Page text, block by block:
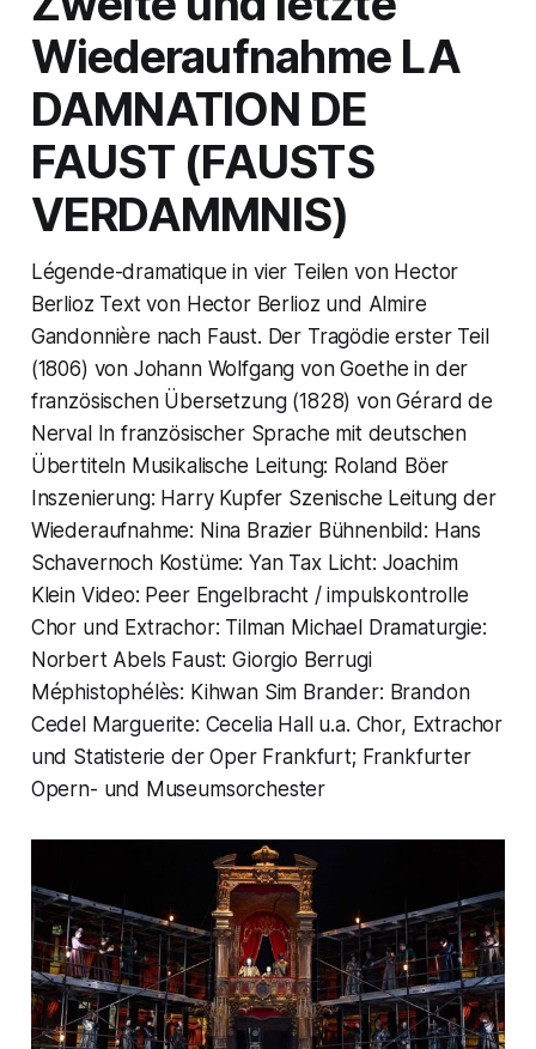
Wiederaufnahme LA
DAMNATION DE
FAUST (FAUSTS
VERDAMMNIS)
Légende-dramatique in vier Teilen von Hector
Berlioz Text von Hector Berlioz und Almire
Gandonnière nach Faust. Der Tragödie erster Teil
(1806) von Johann Wolfgang von Goethe in der
französischen Übersetzung (1828) von Gérard de
Nerval In französischer Sprache mit deutschen
Übertiteln Musikalische Leitung: Roland Böer
Inszenierung: Harry Kupfer Szenische Leitung der
Wiederaufnahme: Nina Brazier Bühnenbild: Hans
Schavernoch Kostüme: Yan Tax Licht: Joachim
Klein Video: Peer Engelbracht / impulskontrolle
Chor und Extrachor: Tilman Michael Dramaturgie:
Norbert Abels Faust: Giorgio Berrugi
Méphistophélès: Kihwan Sim Brander: Brandon
Cedel Marguerite: Cecelia Hall u.a. Chor, Extrachor
und Statisterie der Oper Frankfurt; Frankfurter
Opern- und Museumsorchester